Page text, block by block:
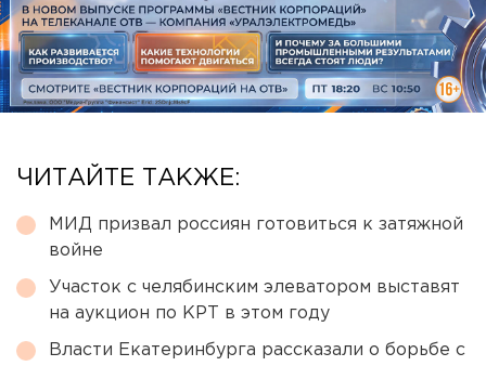
ЧИТАЙТЕ ТАКЖЕ:
МИД призвал россиян готовиться к затяжной
войне
Участок с челябинским элеватором выставят
на аукцион по КРТ в этом году
Власти Екатеринбурга рассказали о борьбе с